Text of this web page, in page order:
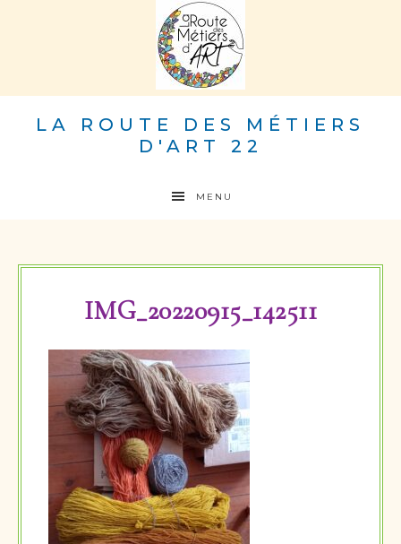
LA ROUTE DES MÉTIERS
D'ART 22
MENU
IMG_20220915_142511